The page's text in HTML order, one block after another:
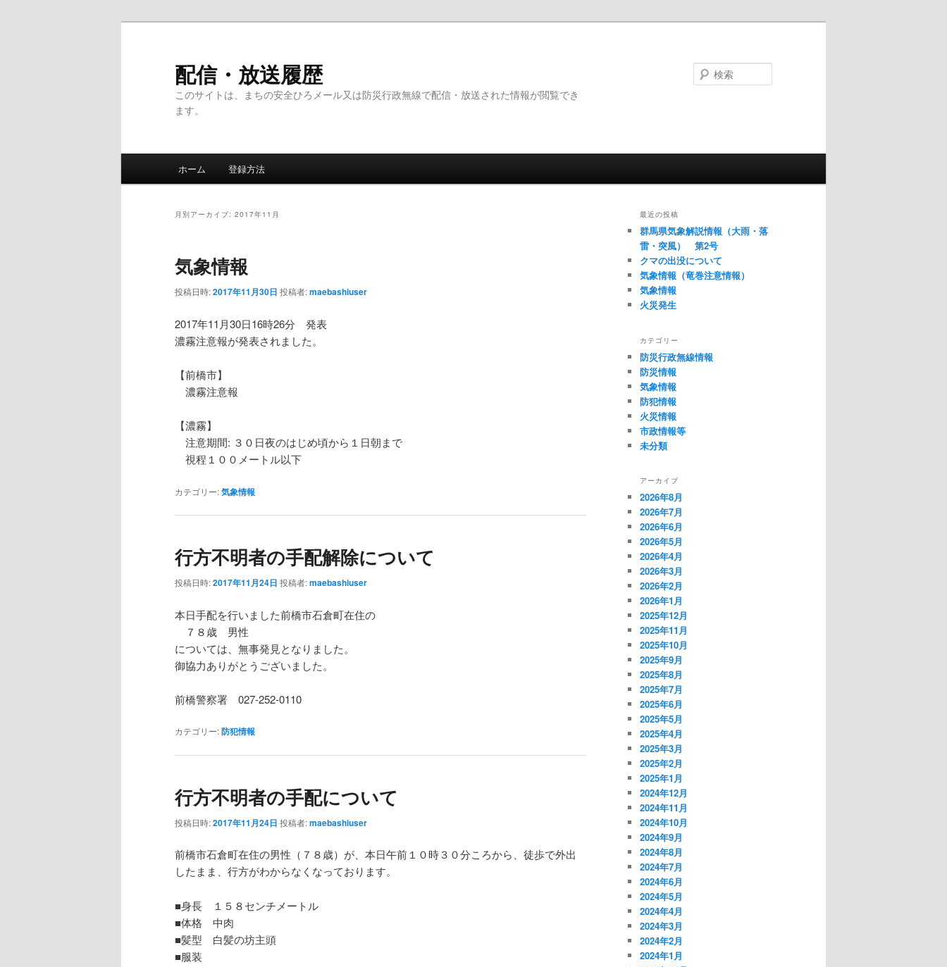
配信・放送履歴
このサイトは、まちの安全ひろメール又は防災行政無線で配信・放送された情報が閲覧でき
ます。
ホーム 登録方法
月別アーカイブ: 2017年11月
気象情報
投稿日時:2017年11月30日 投稿者:maebashiuser
2017年11月30日16時26分 発表
濃霧注意報が発表されました。
【前橋市】
濃霧注意報
【濃霧】
注意期間: ３０日夜のはじめ頃から１日朝まで
視程１００メートル以下
カテゴリー:気象情報
行方不明者の手配解除について
投稿日時:2017年11月24日 投稿者:maebashiuser
本日手配を行いました前橋市石倉町在住の
７８歳 男性
については、無事発見となりました。
御協力ありがとうございました。
前橋警察署 027-252-0110
カテゴリー:防犯情報
行方不明者の手配について
投稿日時:2017年11月24日 投稿者:maebashiuser
前橋市石倉町在住の男性（７８歳）が、本日午前１０時３０分ころから、徒歩で外出
したまま、行方がわからなくなっております。
■身長 １５８センチメートル
■体格 中肉
■髪型 白髪の坊主頭
■服装
最近の投稿
群馬県気象解説情報（大雨・落
雷・突風） 第2号
クマの出没について
気象情報（竜巻注意情報）
気象情報
火災発生
カテゴリー
防災行政無線情報
防災情報
気象情報
防犯情報
火災情報
市政情報等
未分類
アーカイブ
2026年8月
2026年7月
2026年6月
2026年5月
2026年4月
2026年3月
2026年2月
2026年1月
2025年12月
2025年11月
2025年10月
2025年9月
2025年8月
2025年7月
2025年6月
2025年5月
2025年4月
2025年3月
2025年2月
2025年1月
2024年12月
2024年11月
2024年10月
2024年9月
2024年8月
2024年7月
2024年6月
2024年5月
2024年4月
2024年3月
2024年2月
2024年1月